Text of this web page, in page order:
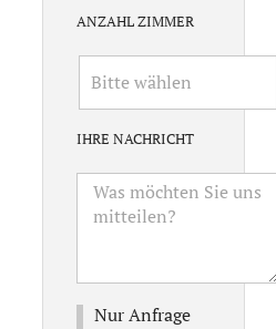
ANZAHL ZIMMER
IHRE NACHRICHT
Nur Anfrage